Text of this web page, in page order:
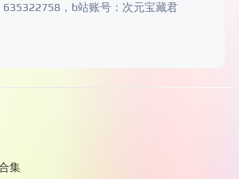
635322758，b站账号：次元宝藏君
集